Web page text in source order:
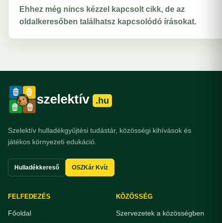
Ehhez még nincs kézzel kapcsolt cikk, de az
oldalkeresőben találhatsz kapcsolódó írásokat.
szelektív .hu
Szelektív hulladékgyűjtési tudástár, közösségi kihívások és
játékos környezeti edukáció.
Hulladékkereső OSZKár Kvíz
FELFEDEZÉS
Főoldal
KÖZÖSSÉG
Szervezetek a közösségben